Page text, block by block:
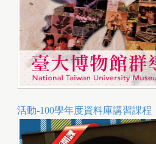
活動-100學年度資料庫講習課程